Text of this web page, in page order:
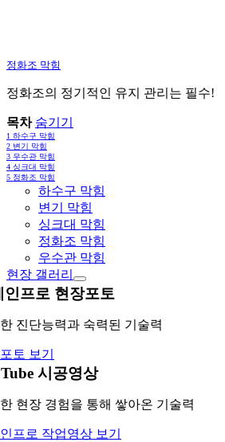
정화조 막힘
정화조의 정기적인 유지 관리는 필수!
목차 숨기기
1 하수구 막힘
2 변기 막힘
3 우수관 막힘
4 싱크대 막힘
5 정화조 막힘
하수구 막힘
변기 막힘
싱크대 막힘
정화조 막힘
우수관 막힘
현장 갤러리
인프로 현장포토
진단능력과 숙력된 기술력
토 보기
시공영상
현장 경험을 통해 쌓아온 기술력
프로 작업영상 보기